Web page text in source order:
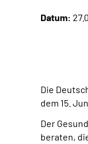
Datum:
Die
dem 15.
Der
beraten,